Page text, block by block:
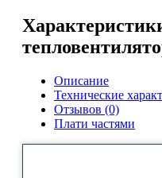
Описание
Технические
Отзывов (0)
Плати частями